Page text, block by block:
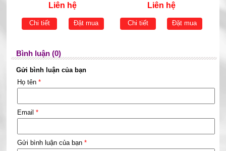
Liên hệ
Chi tiết Đặt mua
Liên hệ
Chi tiết Đặt mua
Bình luận (0)
Gửi bình luận của bạn
Họ tên *
Email *
Gửi bình luận của bạn *